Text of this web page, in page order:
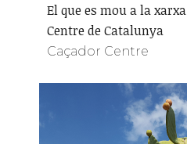
El que es mou a la
Centre de Catalunya
Caçador Centre